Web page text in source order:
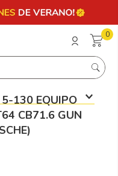
0
130 EQUIPO
CB71.6 GUN
más buscados